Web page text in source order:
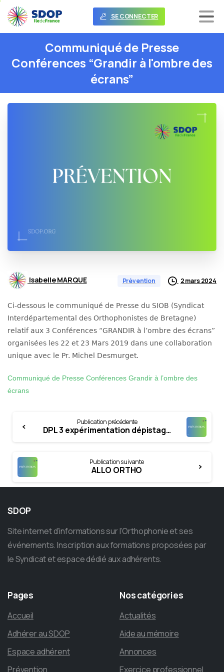
SE CONNECTER
Communiquéde Presse
Conférences “Grandir à l'ombredes
écrans”
Isabelle MARQUE Prévention 2 mars 2024
Ci-dessous le communiqué de Presse du SIOB (Syndicat
Interdépartemental des Orthophonistes de Bretagne)
relatif aux 3 Conférences “GRANDIR à l’ombre des écrans”
organisées les 22 et 23 Mars 2019 dans une collaboration
unique avec le Pr. Michel Desmurget.
Communiqué de Presse Conférences Grandir à l’ombre des
écrans
Reading
Publication précédente
DPL 3 expérimentation dépistage réunion info ortho 19juin Bobigny
Publication suivante
ALLO ORTHO
SDOP
Site internet d’informations sur l’Orthophonie et ses
événements. Inscription aux formations proposées par
le Syndicat et espace dédié aux adhérents.
Pages
Accueil
Adhérer au SDOP
Espace adhérent
Prévention
Noscatégories
Actualités
Aide au mémoire
Annonces
Exercice professionnel